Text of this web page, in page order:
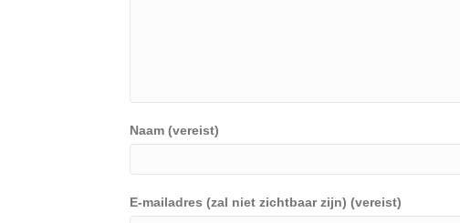
Naam (vereist)
E-mailadres (zal niet zichtbaar zijn) (vereist)